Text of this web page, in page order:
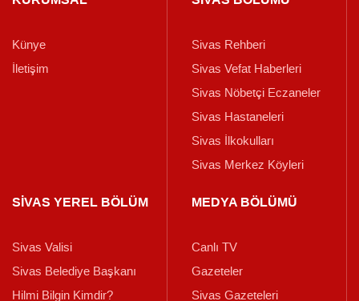
Künye
İletişim
Sivas Rehberi
Sivas Vefat Haberleri
Sivas Nöbetçi Eczaneler
Sivas Hastaneleri
Sivas İlkokulları
Sivas Merkez Köyleri
SİVAS YEREL BÖLÜM
Sivas Valisi
Sivas Belediye Başkanı
Hilmi Bilgin Kimdir?
MEDYA BÖLÜMÜ
Canlı TV
Gazeteler
Sivas Gazeteleri